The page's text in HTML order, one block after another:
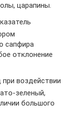
царапины.
сапфира
отклонение
воздействии
зеленый,
большого